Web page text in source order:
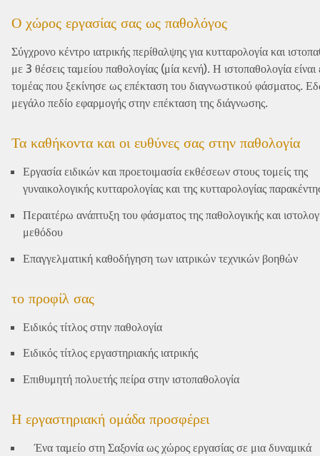
Ο χώρος εργασίας σας ως παθολόγος
Σύγχρονο κέντρο ιατρικής περίθαλψης για κυτταρολογία και
με 3 θέσεις ταμείου παθολογίας (μία κενή). Η ιστοπαθολογία είναι
τομέας που ξεκίνησε ως επέκταση του διαγνωστικού φάσματος.
μεγάλο πεδίο εφαρμογής στην επέκταση της διάγνωσης.
Τα καθήκοντα και οι ευθύνες σας στην παθολογία
Εργασία ειδικών και προετοιμασία εκθέσεων στους τομείς της
γυναικολογικής κυτταρολογίας και της κυτταρολογίας
Περαιτέρω ανάπτυξη του φάσματος της παθολογικής και
μεθόδου
Επαγγελματική καθοδήγηση των ιατρικών τεχνικών βοηθών
το προφίλ σας
Ειδικός τίτλος στην παθολογία
Ειδικός τίτλος εργαστηριακής ιατρικής
Επιθυμητή πολυετής πείρα στην ιστοπαθολογία
Η εργαστηριακή ομάδα προσφέρει
Ένα ταμείο στη Σαξονία ως χώρος εργασίας σε μια δυναμικά